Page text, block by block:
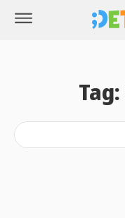
Tag: